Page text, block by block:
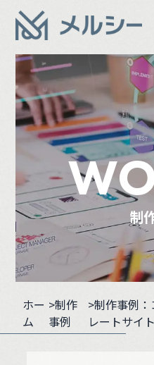
制
ホー
ム
>制作
事例
>制作事例
レートサイト